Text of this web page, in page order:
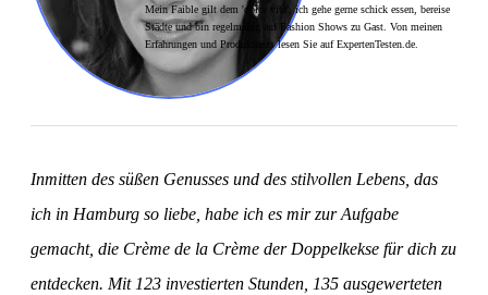
Mein Faible gilt dem 'dolce vita', ich gehe gerne schick essen, bereise
Städte und bin regelmäßig auf Fashion Shows zu Gast. Von meinen
Erfahrungen und Produkttests lesen Sie auf ExpertenTesten.de.
Inmitten des süßen Genusses und des stilvollen Lebens, das
ich in Hamburg so liebe, habe ich es mir zur Aufgabe
gemacht, die Crème de la Crème der Doppelkekse für dich zu
entdecken. Mit 123 investierten Stunden, 135 ausgewerteten